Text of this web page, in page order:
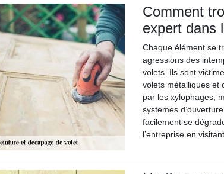
Comment
expert dans
Chaque élément se
agressions des
volets. Ils sont
volets métalliques et
par les xylophages,
systèmes
facilement se
l’entreprise en